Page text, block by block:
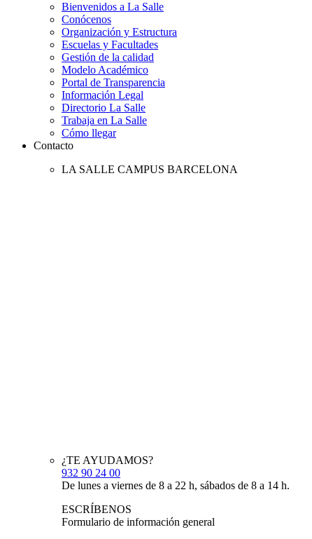
Bienvenidos a La Salle
Conócenos
Organización y Estructura
Escuelas y Facultades
Gestión de la calidad
Modelo Académico
Portal de Transparencia
Información Legal
Directorio La Salle
Trabaja en La Salle
Cómo llegar
Contacto
LA SALLE CAMPUS BARCELONA
¿TE AYUDAMOS?
932 90 24 00
De lunes a viernes de 8 a 22 h, sábados de 8 a 14 h.
ESCRÍBENOS
Formulario de información general